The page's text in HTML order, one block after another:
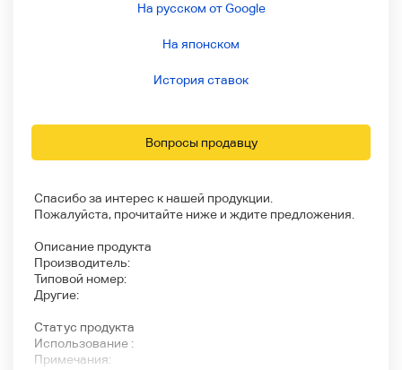
На русском от Google
На японском
История ставок
Вопросы продавцу
Спасибо за интерес к нашей продукции.
Пожалуйста, прочитайте ниже и ждите предложения.
Описание продукта
Производитель:
Типовой номер:
Другие:
Статус продукта
Использование :
Примечания: